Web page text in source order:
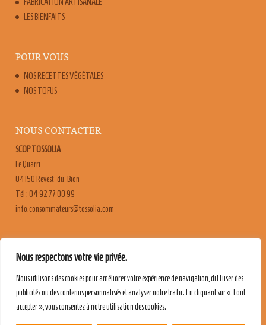
Nous respectons votre vie privée.
Nous utilisons des cookies pour améliorer votre expérience de navigation, diffuser des
publicités ou des contenus personnalisés et analyser notre trafic. En cliquant sur « Tout
accepter », vous consentez à notre utilisation des cookies.
LES BIENFAITS
POUR VOUS
NOS RECETTES VÉGÉTALES
NOS TOFUS
NOUS CONTACTER
SCOP TOSSOLIA
Le Quarri
04150 Revest-du-Bion
Tél : 04 92 77 00 99
moc.ailossot@sruetammosnoc.ofni
CONTACT & RECRUTEMENT
MENTIONS LÉGALES
POLITIQUE DE CONFIDENTIALITÉ